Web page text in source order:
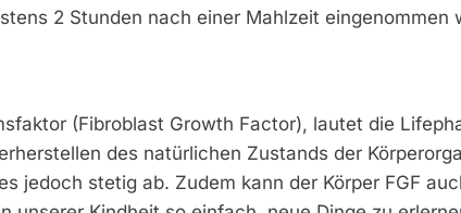
2 Stunden nach einer Mahlzeit eingenommen
(Fibroblast Growth Factor), lautet die
des natürlichen Zustands der
jedoch stetig ab. Zudem kann der Körper FGF